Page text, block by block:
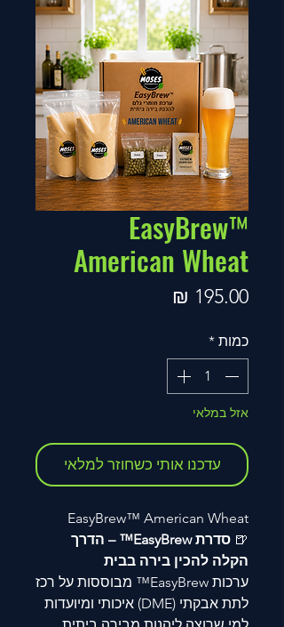
EasyBrew™
American Wheat
כמות *
אזל במלאי
עדכנו אותי כשחוזר למלאי
EasyBrew™ American Wheat
🍺
סדרת EasyBrew™ – הדרך
הקלה להכין בירה בבית
ערכות EasyBrew™ מבוססות על רכז
לתת אבקתי (DME) איכותי ומיועדות